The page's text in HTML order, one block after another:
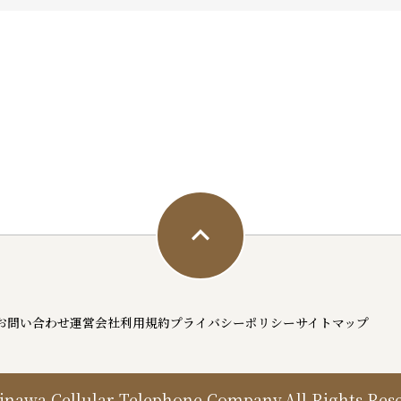
問い合わせ運営会社利用規約プライバシーポリシーサイトマップ